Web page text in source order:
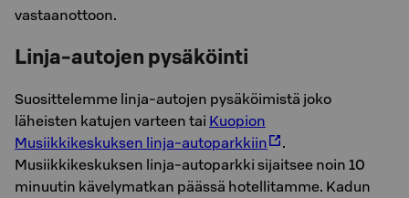
vastaanottoon.
Linja-autojen pysäköinti
Suosittelemme linja-autojen pysäköimistä joko
läheisten katujen varteen tai Kuopion
Musiikkikeskuksen linja-autoparkkiin
.
Musiikkikeskuksen linja-autoparkki sijaitsee noin 10
minuutin kävelymatkan päässä hotellitamme. Kadun